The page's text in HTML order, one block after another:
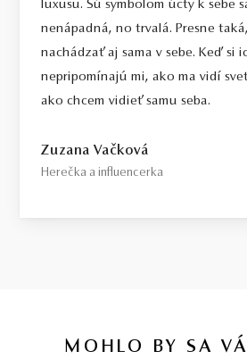
luxusu. Sú symbolom úcty k sebe
nenápadná, no trvalá. Presne
nachádzať aj sama v sebe. Keď si
nepripomínajú mi, ako ma vidí
ako chcem vidieť samu seba.
Zuzana Vačková
Herečka a influencerka
MOHLO BY SA